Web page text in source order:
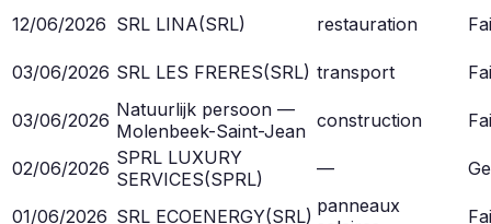
12/06/2026 SRL LINA(SRL) restauration
03/06/2026 SRL LES FRERES(SRL) transport
03/06/2026 Natuurlijk persoon —
Molenbeek-Saint-Jean construction
02/06/2026 SPRL LUXURY
SERVICES(SPRL) —
01/06/2026 SRL ECOENERGY(SRL) panneaux